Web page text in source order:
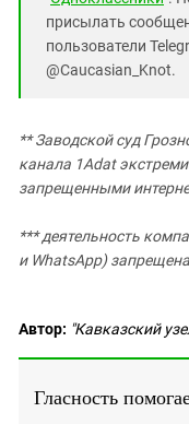
присылать
пользователи
@Caucasian_Knot.
** Заводской суд
канала 1Adat
запрещенными
*** деятельность
и WhatsApp)
Автор: "Кавказский
Гласность